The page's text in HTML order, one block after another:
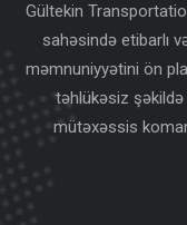
Gültekin
sahəsində etibarlı
məmnuniyyətini ön
təhlükəsiz şəkildə
mütəxəssis